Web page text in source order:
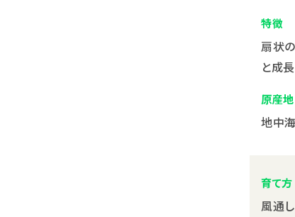
特徴
扇状
と成
原産地
地中
育て方
風通